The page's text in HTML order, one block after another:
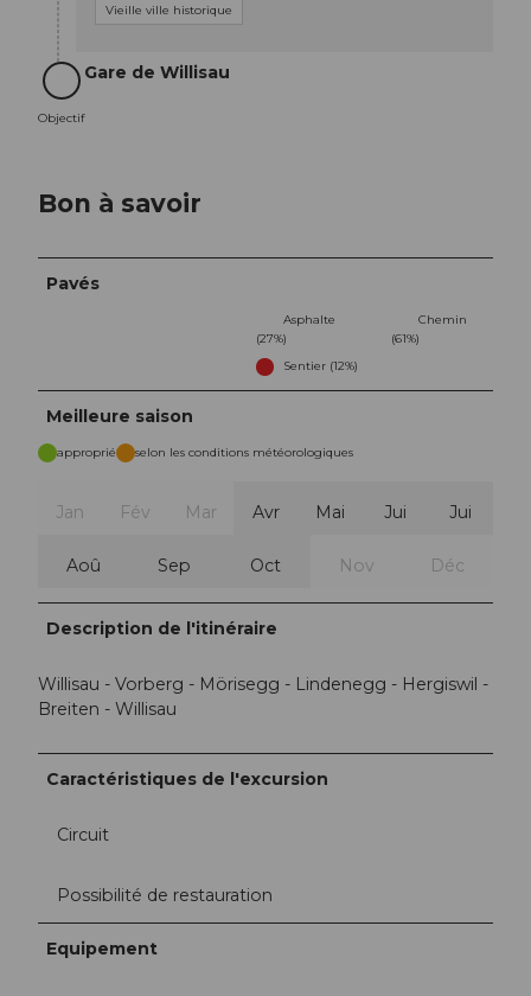
Vieille ville historique
Objectif
Objectif
Gare de Willisau
Bon à savoir
Pavés
Asphalte
(27%)
Chemin
(61%)
Sentier (12%)
Meilleure saison
approprié selon les conditions météorologiques
Jan Fév Mar Avr Mai Jui Jui
Aoû Sep Oct Nov Déc
Description de l'itinéraire
Willisau - Vorberg - Mörisegg - Lindenegg - Hergiswil -
Breiten - Willisau
Caractéristiques de l'excursion
Circuit
Possibilité de restauration
Equipement